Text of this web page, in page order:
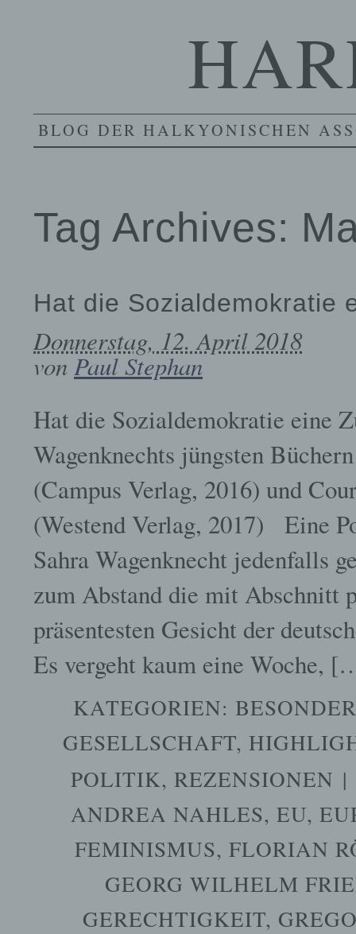
BLOG DER HALKYONISCHEN
Tag Archives:
Hat die Sozialdemokratie
Donnerstag, 12. April 2018
vonPaul Stephan
Hat die Sozialdemokratie eine
Wagenknechts jüngsten
(Campus Verlag, 2016) und
(Westend Verlag, 2017) Eine
Sahra Wagenknecht jedenfalls
zum Abstand die mit Abschnitt
präsentesten Gesicht der
Es vergeht kaum eine Woche,
KATEGORIEN:
GESELLSCHAFT,
POLITIK, REZENSIONEN |
ANDREA NAHLES, EU,
FEMINISMUS, FLORIAN
GEORG WILHELM
GERECHTIGKEIT,